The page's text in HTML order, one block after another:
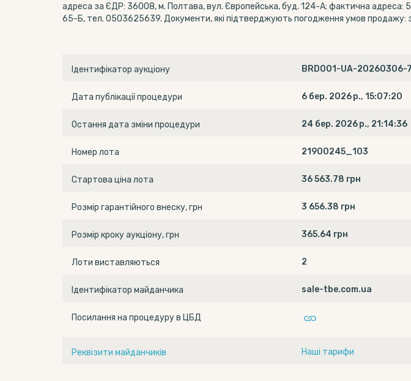
адреса за ЄДР: 36008, м. Полтава, вул. Європейська, буд. 124-А; фактична адреса:
65-Б, тел. 0503625639. Документи, які підтверджують погодження умов продажу:
Ідентифікатор аукціону BRD001-UA-20260306-
Дата публікації процедури 6 бер. 2026 р., 15:07:20
Остання дата зміни процедури 24 бер. 2026 р., 21:14:36
Номер лота 21900245_103
Стартова ціна лота 36 563.78 грн
Розмір гарантійного внеску, грн 3 656.38 грн
Розмір кроку аукціону, грн 365.64 грн
Лоти виставляються 2
Ідентифікатор майданчика sale-tbe.com.ua
Посилання на процедуру в ЦБД
Реквізити майданчиків Наші тарифи